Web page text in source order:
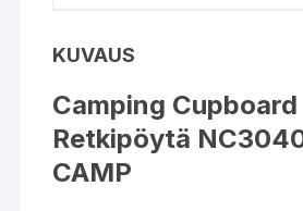
KUVAUS
Camping Cupboard
Retkipöytä
CAMP